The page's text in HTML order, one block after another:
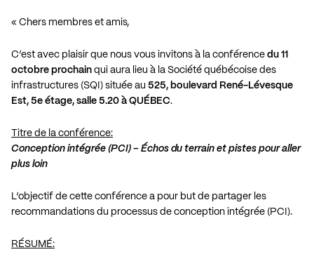
« Chers membres et amis,
C’est avec plaisir que nous vous invitons à la conférence du 11
octobre prochain qui aura lieu à la Société québécoise des
infrastructures (SQI) située au 525, boulevard René-Lévesque
Est, 5e étage, salle 5.20 à QUÉBEC.
Titre de la conférence:
Conception intégrée (PCI) – Échos du terrain et pistes pour aller
plus loin
L’objectif de cette conférence a pour but de partager les
recommandations du processus de conception intégrée (PCI).
RÉSUMÉ: